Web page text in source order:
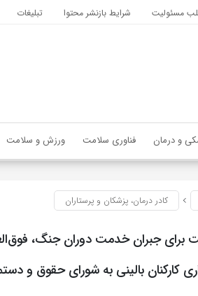
مسئولیت شرایط بازنشر محتوا تبلیغات
و درمان فناوری سلامت ورزش و سلامت
کادر درمان، پزشکان و پرستاران
برای جبران خدمت دوران جنگ،
بالینی به شورای حقوق و